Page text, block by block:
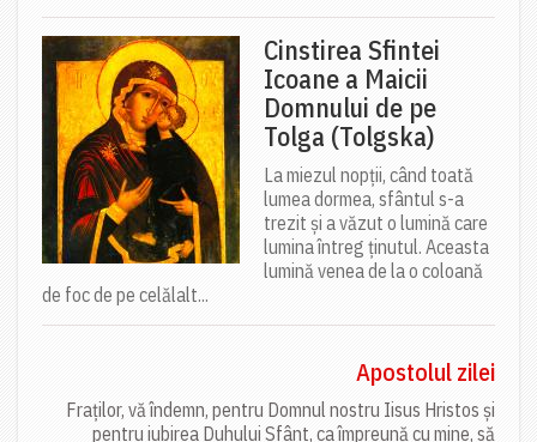
Cinstirea Sfintei
Icoane a Maicii
Domnului de pe
Tolga (Tolgska)
La miezul nopții, când toată
lumea dormea, sfântul s-a
trezit și a văzut o lumină care
lumina întreg ținutul. Aceasta
lumină venea de la o coloană
de foc de pe celălalt...
Apostolul zilei
Fraților, vă îndemn, pentru Domnul nostru Iisus Hristos și
pentru iubirea Duhului Sfânt, ca împreună cu mine, să